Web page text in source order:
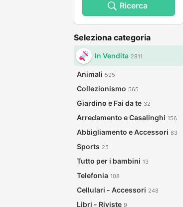
Ricerca
Seleziona categoria
In Vendita 2811
Animali 595
Collezionismo 565
Giardino e Fai da te 32
Arredamento e Casalinghi 156
Abbigliamento e Accessori 83
Sports 25
Tutto per i bambini 13
Telefonia 108
Cellulari - Accessori 248
Libri - Riviste 9